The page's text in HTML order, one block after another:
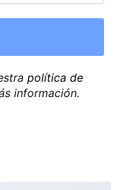
política de
información.